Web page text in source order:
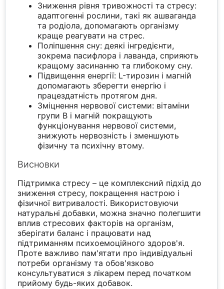
Зниження рівня тривожності та стресу:
адаптогенні рослини, такі як ашваганда
та родіола, допомагають організму
краще реагувати на стрес.
Поліпшення сну: деякі інгредієнти,
зокрема пасифлора і лаванда, сприяють
кращому засинанню та глибокому сну.
Підвищення енергії: L-тирозин і магній
допомагають зберегти енергію і
працездатність протягом дня.
Зміцнення нервової системи: вітаміни
групи B і магній покращують
функціонування нервової системи,
знижують нервозність і зменшують
фізичну та психічну втому.
Висновки
Підтримка стресу – це комплексний підхід до
зниження стресу, покращення настрою і
фізичної витривалості. Використовуючи
натуральні добавки, можна значно полегшити
вплив стресових факторів на організм,
зберігати баланс і працювати над
підтриманням психоемоційного здоров'я.
Проте важливо пам'ятати про індивідуальні
потреби організму та обов'язково
консультуватися з лікарем перед початком
прийому будь-яких добавок.